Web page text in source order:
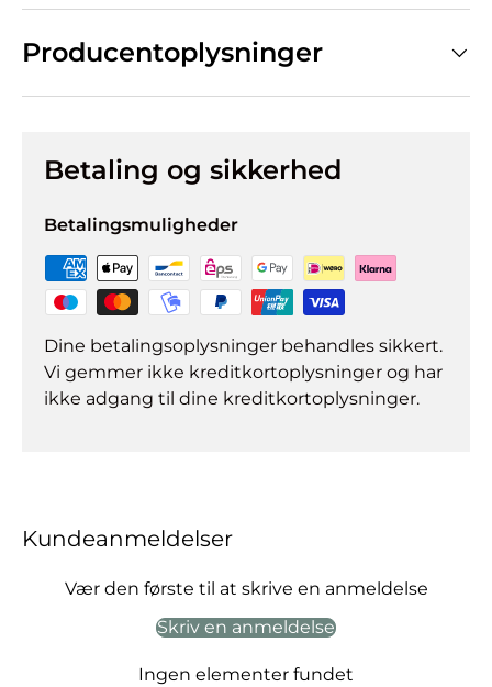
Producentoplysninger
Betaling og sikkerhed
Betalingsmuligheder
Dine betalingsoplysninger behandles sikkert.
Vi gemmer ikke kreditkortoplysninger og har
ikke adgang til dine kreditkortoplysninger.
Kundeanmeldelser
Vær den første til at skrive en anmeldelse
Skriv en anmeldelse
Ingen elementer fundet